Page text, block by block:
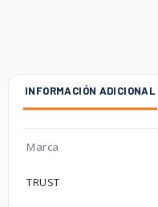
INFORMACIÓN ADICIONAL
Marca
TRUST